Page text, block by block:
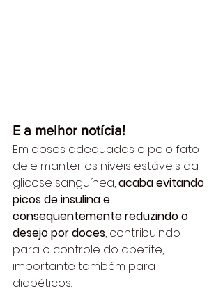
E a melhor notícia!
Em doses adequadas e pelo fato
dele manter os níveis estáveis da
glicose sanguínea, acaba evitando
picos de insulina e
consequentemente reduzindo o
desejo por doces, contribuindo
para o controle do apetite,
importante também para
diabéticos.